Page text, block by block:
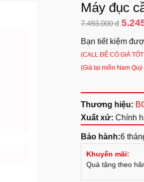
Máy đục
7.493.000 đ
Bạn tiết kiệm
(CALL ĐỂ CÓ GIÁ
(Giá tại miền Nam
Thương hiệu:
Xuất xứ: Chính
Bảo hành:6
Khuyến mãi:
Quà tặng theo